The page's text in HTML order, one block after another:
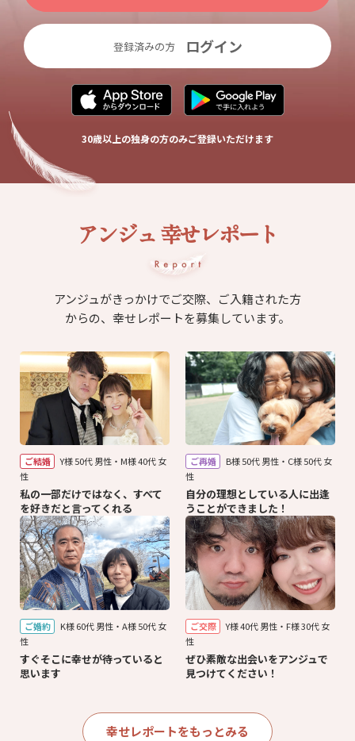
登録済みの方 ログイン
30歳以上の独身の方のみご登録いただけます
アンジュ 幸せレポート
アンジュがきっかけでご交際、ご入籍された方
からの、幸せレポートを募集しています。
ご結婚
Y様 50代 男性・M様 40代 女
性
私の一部だけではなく、すべて
を好きだと言ってくれる
ご再婚
B様 50代 男性・C様 50代 女
性
自分の理想としている人に出逢
うことができました！
ご婚約
K様 60代 男性・A様 50代 女
性
すぐそこに幸せが待っていると
思います
ご交際
Y様 40代 男性・F様 30代 女
性
ぜひ素敵な出会いをアンジュで
見つけてください！
幸せレポートをもっとみる